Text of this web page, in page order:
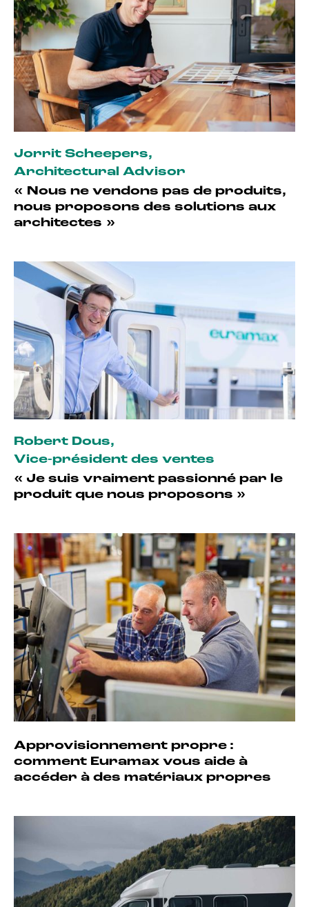
Jorrit Scheepers,
Architectural Advisor
« Nous ne vendons pas de produits,
nous proposons des solutions aux
architectes »
Robert Dous,
Vice-président des ventes
« Je suis vraiment passionné par le
produit que nous proposons »
Approvisionnement propre :
comment Euramax vous aide à
accéder à des matériaux propres